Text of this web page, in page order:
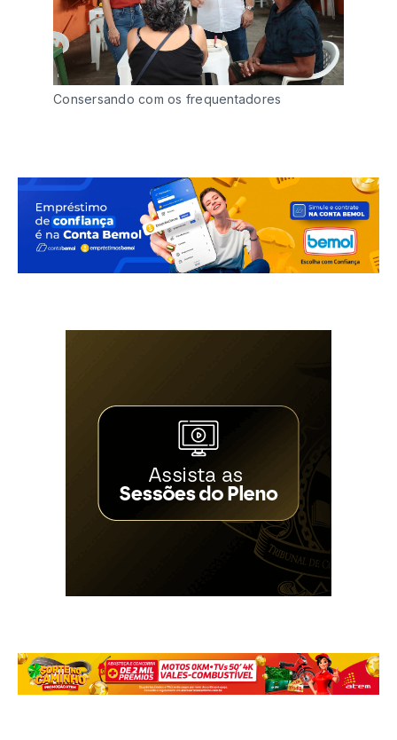
Consersando com os frequentadores